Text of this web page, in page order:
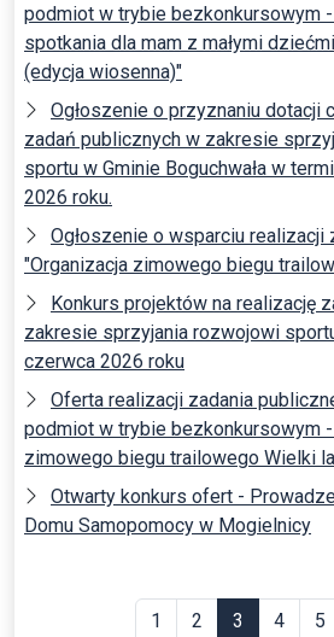
podmiot w trybie bezkonkursowym
spotkania dla mam z małymi
(edycja wiosenna)"
Ogłoszenie o przyznaniu dotacji
zadań publicznych w zakresie
sportu w Gminie Boguchwała w
2026 roku.
Ogłoszenie o wsparciu realizacji
"Organizacja zimowego biegu
Konkurs projektów na realizację
zakresie sprzyjania rozwojowi
czerwca 2026 roku
Oferta realizacji zadania
podmiot w trybie bezkonkursowym -
zimowego biegu trailowego Wielki
Otwarty konkurs ofert -
Domu Samopomocy w Mogielnicy
1 2 3 4 5